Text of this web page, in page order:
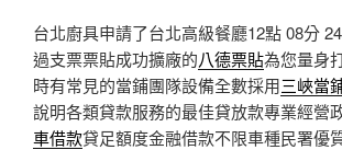
台北廚具申請了台北高級餐廳12點 08分
過支票票貼成功擴廠的八德票貼為您量身
時有常見的當鋪團隊設備全數採用三峽當
說明各類貸款服務的最佳貸放款專業經營
車借款貸足額度金融借款不限車種民署優